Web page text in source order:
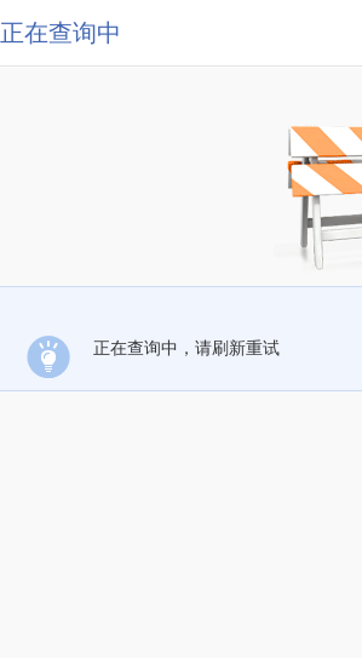
正在查询中
正在查询中，请刷新重试